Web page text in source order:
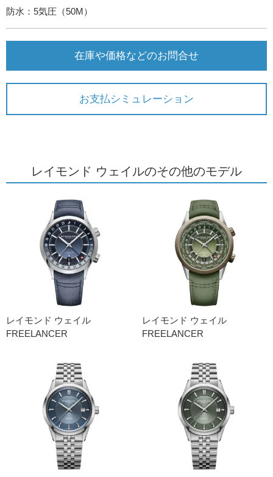
防水：5気圧（50M）
在庫や価格などのお問合せ
お支払シミュレーション
レイモンド ウェイルのその他のモデル
レイモンド ウェイル
FREELANCER
レイモンド ウェイル
FREELANCER